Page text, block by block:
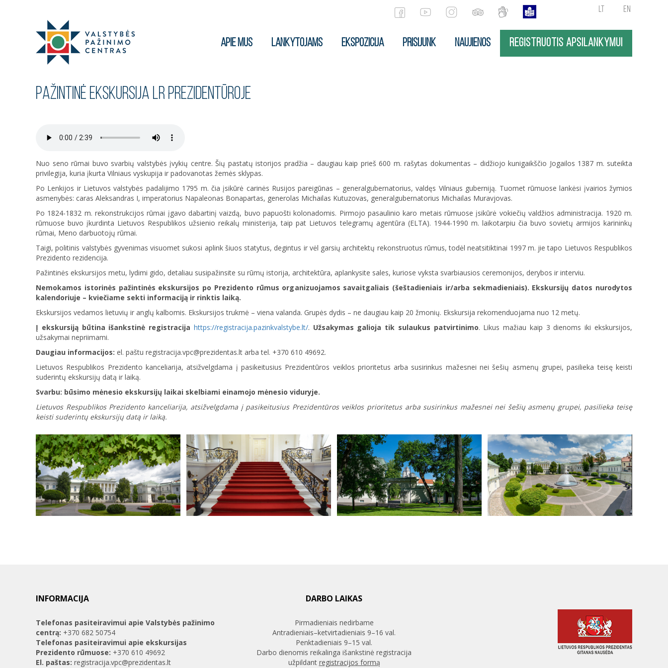
LT EN
APIE MUS LANKYTOJAMS EKSPOZICIJA PRISIJUNK NAUJIENOS REGISTRUOTIS APSILANKYMUI
PAŽINTINĖ EKSKURSIJA LR PREZIDENTŪROJE
Nuo seno rūmai buvo svarbių valstybės įvykių centre. Šių pastatų istorijos pradžia – daugiau kaip prieš 600 m. rašytas dokumentas – didžiojo kunigaikščio Jogailos 1387 m. suteikta
privilegija, kuria įkurta Vilniaus vyskupija ir padovanotas žemės sklypas.
Po Lenkijos ir Lietuvos valstybės padalijimo 1795 m. čia įsikūrė carinės Rusijos pareigūnas – generalgubernatorius, valdęs Vilniaus guberniją. Tuomet rūmuose lankėsi įvairios žymios
asmenybės: caras Aleksandras I, imperatorius Napaleonas Bonapartas, generolas Michailas Kutuzovas, generalgubernatorius Michailas Muravjovas.
Po 1824-1832 m. rekonstrukcijos rūmai įgavo dabartinį vaizdą, buvo papuošti kolonadomis. Pirmojo pasaulinio karo metais rūmuose įsikūrė vokiečių valdžios administracija. 1920 m.
rūmuose buvo įkurdinta Lietuvos Respublikos užsienio reikalų ministerija, taip pat Lietuvos telegramų agentūra (ELTA). 1944-1990 m. laikotarpiu čia buvo sovietų armijos karininkų
rūmai, Meno darbuotojų rūmai.
Taigi, politinis valstybės gyvenimas visuomet sukosi aplink šiuos statytus, degintus ir vėl garsių architektų rekonstruotus rūmus, todėl neatsitiktinai 1997 m. jie tapo Lietuvos Respublikos
Prezidento rezidencija.
Pažintinės ekskursijos metu, lydimi gido, detaliau susipažinsite su rūmų istorija, architektūra, aplankysite sales, kuriose vyksta svarbiausios ceremonijos, derybos ir interviu.
Nemokamos istorinės pažintinės ekskursijos po Prezidento rūmus organizuojamos savaitgaliais (šeštadieniais ir/arba sekmadieniais). Ekskursijų datos nurodytos
kalendoriuje – kviečiame sekti informaciją ir rinktis laiką.
Ekskursijos vedamos lietuvių ir anglų kalbomis. Ekskursijos trukmė – viena valanda. Grupės dydis – ne daugiau kaip 20 žmonių. Ekskursija rekomenduojama nuo 12 metų.
Į ekskursiją būtina išankstinė registracija https://registracija.pazinkvalstybe.lt/. Užsakymas galioja tik sulaukus patvirtinimo. Likus mažiau kaip 3 dienoms iki ekskursijos,
užsakymai nepriimami.
Daugiau informacijos: el. paštu registracija.vpc@prezidentas.lt arba tel. +370 610 49692.
Lietuvos Respublikos Prezidento kanceliarija, atsižvelgdama į pasikeitusius Prezidentūros veiklos prioritetus arba susirinkus mažesnei nei šešių asmenų grupei, pasilieka teisę keisti
suderintų ekskursijų datą ir laiką.
Svarbu: būsimo mėnesio ekskursijų laikai skelbiami einamojo mėnesio viduryje.
Lietuvos Respublikos Prezidento kanceliarija, atsižvelgdama į pasikeitusius Prezidentūros veiklos prioritetus arba susirinkus mažesnei nei šešių asmenų grupei, pasilieka teisę
keisti suderintų ekskursijų datą ir laiką.
INFORMACIJA
Telefonas pasiteiravimui apie Valstybės pažinimo
centrą: +370 682 50754
Telefonas pasiteiravimui apie ekskursijas
Prezidento rūmuose: +370 610 49692
El. paštas: registracija.vpc@prezidentas.lt
DARBO LAIKAS
Pirmadieniais nedirbame
Antradieniais–ketvirtadieniais 9–16 val.
Penktadieniais 9–15 val.
Darbo dienomis reikalinga išankstinė registracija
užpildant registracijos formą